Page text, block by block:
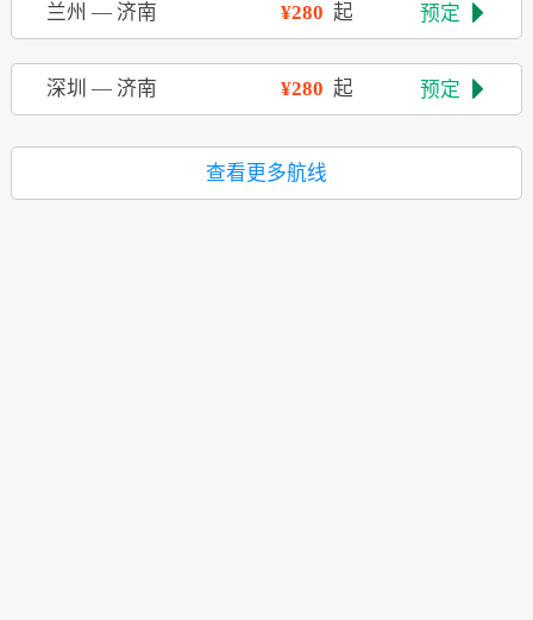
兰州 — 济南 ¥280起 预定 
深圳 — 济南 ¥280起 预定 
查看更多航线